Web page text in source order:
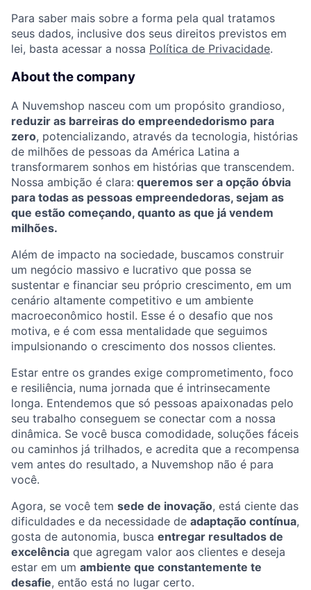
Para saber mais sobre a forma pela qual tratamos
seus dados, inclusive dos seus direitos previstos em
lei, basta acessar a nossa Política de Privacidade.
About the company
A Nuvemshop nasceu com um propósito grandioso,
reduzir as barreiras do empreendedorismo para
zero, potencializando, através da tecnologia, histórias
de milhões de pessoas da América Latina a
transformarem sonhos em histórias que transcendem.
Nossa ambição é clara: queremos ser a opção óbvia
para todas as pessoas empreendedoras, sejam as
que estão começando, quanto as que já vendem
milhões.
Além de impacto na sociedade, buscamos construir
um negócio massivo e lucrativo que possa se
sustentar e financiar seu próprio crescimento, em um
cenário altamente competitivo e um ambiente
macroeconômico hostil. Esse é o desafio que nos
motiva, e é com essa mentalidade que seguimos
impulsionando o crescimento dos nossos clientes.
Estar entre os grandes exige comprometimento, foco
e resiliência, numa jornada que é intrinsecamente
longa. Entendemos que só pessoas apaixonadas pelo
seu trabalho conseguem se conectar com a nossa
dinâmica. Se você busca comodidade, soluções fáceis
ou caminhos já trilhados, e acredita que a recompensa
vem antes do resultado, a Nuvemshop não é para
você.
Agora, se você tem sede de inovação, está ciente das
dificuldades e da necessidade de adaptação contínua,
gosta de autonomia, busca entregar resultados de
excelência que agregam valor aos clientes e deseja
estar em um ambiente que constantemente te
desafie, então está no lugar certo.